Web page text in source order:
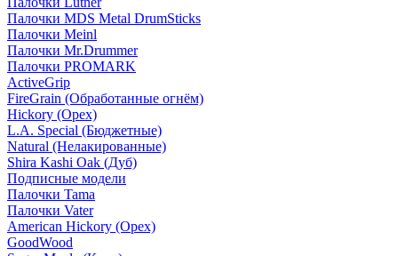
Палочки MDS Metal DrumSticks
Палочки Meinl
Палочки Mr.Drummer
Палочки PROMARK
ActiveGrip
FireGrain (Обработанные огнём)
Hickory (Орех)
L.A. Special (Бюджетные)
Natural (Нелакированные)
Shira Kashi Oak (Дуб)
Подписные модели
Палочки Tama
Палочки Vater
American Hickory (Орех)
GoodWood